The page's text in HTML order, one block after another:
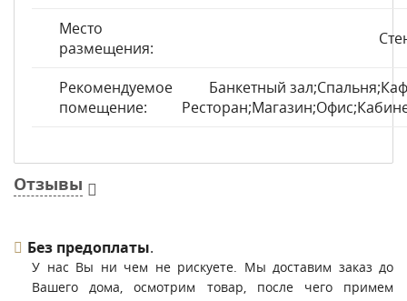
Место
размещения:
Рекомендуемое
помещение:
Банкетный
Отзывы
Без предоплаты.
У нас Вы ни чем не рискуете. Мы доставим заказ до
Вашего дома, осмотрим товар, после чего примем